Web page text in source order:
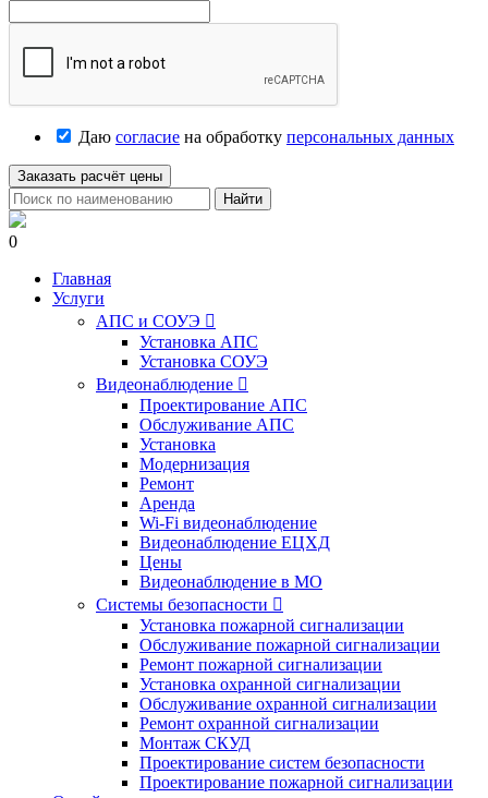
Даю согласие на обработку персональных данных
Заказать расчёт цены
Найти
0
Главная
Услуги
АПС и СОУЭ 
Установка АПС
Установка СОУЭ
Видеонаблюдение 
Проектирование АПС
Обслуживание АПС
Установка
Модернизация
Ремонт
Аренда
Wi-Fi видеонаблюдение
Видеонаблюдение ЕЦХД
Цены
Видеонаблюдение в МО
Системы безопасности 
Установка пожарной сигнализации
Обслуживание пожарной сигнализации
Ремонт пожарной сигнализации
Установка охранной сигнализации
Обслуживание охранной сигнализации
Ремонт охранной сигнализации
Монтаж СКУД
Проектирование систем безопасности
Проектирование пожарной сигнализации